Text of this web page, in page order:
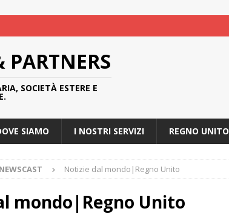
PARTNERS
SOCIETÀ ESTERE E
SIAMO I NOSTRI SERVIZI REGNO UNITO
Notizie dal mondo|Regno Unito
mondo|Regno Unito